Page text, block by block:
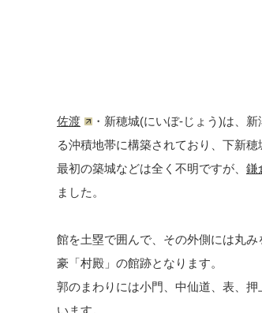
佐渡 ・新穂城(にいぼ-じょう)は、
る沖積地帯に構築されており、下新穂
最初の築城などは全く不明ですが、 鎌
ました。
館を土塁で囲んで、その外側には丸
豪「村殿」の館跡となります。
郭のまわりには小門、中仙道、表、
います。